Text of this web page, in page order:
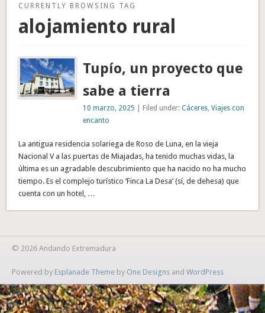
CURRENTLY BROWSING TAG
alojamiento rural
Tupío, un proyecto que
sabe a tierra
10 marzo, 2025 | Filed under: Cáceres, Viajes con
encanto
La antigua residencia solariega de Roso de Luna, en la vieja
Nacional V a las puertas de Miajadas, ha tenido muchas vidas, la
última es un agradable descubrimiento que ha nacido no ha mucho
tiempo. Es el complejo turístico ‘Finca La Desa’ (sí, de dehesa) que
cuenta con un hotel, …
© 2026 Andando Extremadura
Powered by Esplanade Theme by One Designs and WordPress